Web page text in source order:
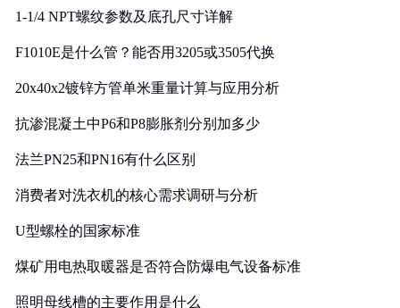
1-1/4 NPT螺纹参数及底孔尺寸详解
F1010E是什么管？能否用3205或3505代换
20x40x2镀锌方管单米重量计算与应用分析
抗渗混凝土中P6和P8膨胀剂分别加多少
法兰PN25和PN16有什么区别
消费者对洗衣机的核心需求调研与分析
U型螺栓的国家标准
煤矿用电热取暖器是否符合防爆电气设备标准
照明母线槽的主要作用是什么